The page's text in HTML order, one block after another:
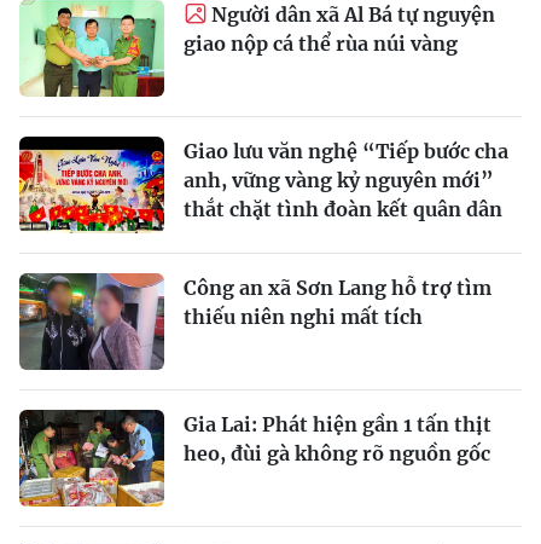
Người dân xã Al Bá tự nguyện
giao nộp cá thể rùa núi vàng
Giao lưu văn nghệ “Tiếp bước cha
anh, vững vàng kỷ nguyên mới”
thắt chặt tình đoàn kết quân dân
Công an xã Sơn Lang hỗ trợ tìm
thiếu niên nghi mất tích
Gia Lai: Phát hiện gần 1 tấn thịt
heo, đùi gà không rõ nguồn gốc